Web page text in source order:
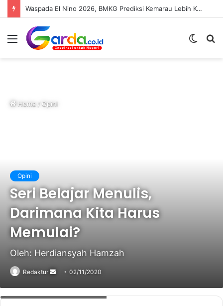
Waspada El Nino 2026, BMKG Prediksi Kemarau Lebih Kering Hingga Oktober
Menu
Switch
Home/Opini
Opini
Seri Belajar Menulis,
Darimana Kita Harus
Memulai?
Oleh: Herdiansyah Hamzah
Redaktur
Send
email
02/11/2020